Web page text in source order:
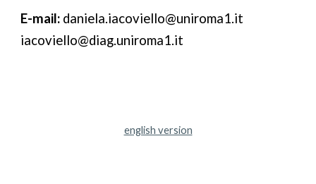
E-mail: daniela.iacoviello@uniroma1.it
iacoviello@diag.uniroma1.it
english version